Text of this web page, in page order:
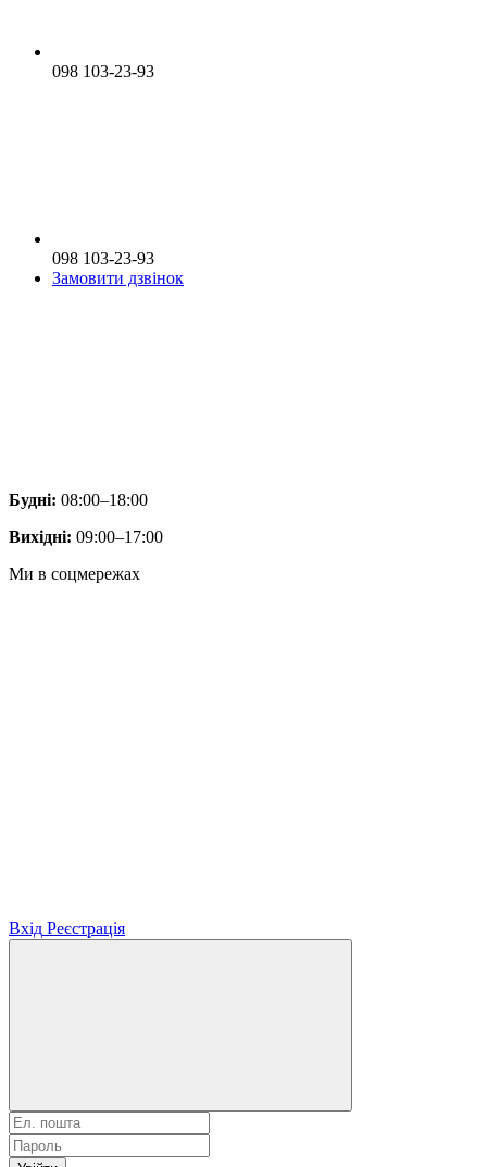
098 103-23-93
098 103-23-93
Замовити дзвінок
Будні: 08:00–18:00
Вихідні: 09:00–17:00
Ми в соцмережах
Вхід Реєстрація